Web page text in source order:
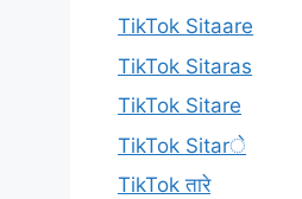
TikTok Sitaare
TikTok Sitaras
TikTok Sitare
TikTok Sitarे
TikTok तारे